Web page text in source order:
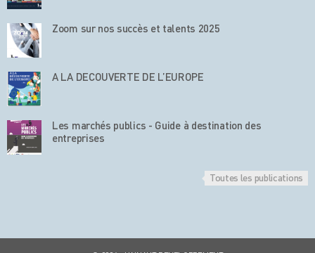
Zoom sur nos succès et talents 2025
A LA DECOUVERTE DE L’EUROPE
Les marchés publics - Guide à destination des
entreprises
Toutes les publications